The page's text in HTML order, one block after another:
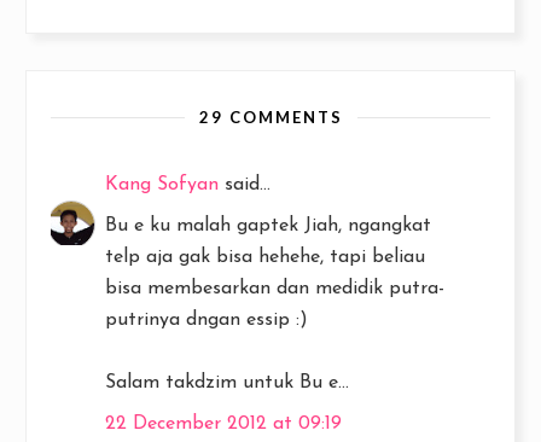
29 COMMENTS
Kang Sofyan said...
Bu e ku malah gaptek Jiah, ngangkat
telp aja gak bisa hehehe, tapi beliau
bisa membesarkan dan medidik putra-
putrinya dngan essip :)
Salam takdzim untuk Bu e...
22 December 2012 at 09:19